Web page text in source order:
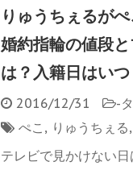
りゅうちぇるが
婚約指輪の値段
は？入籍日はいつ
2016/12/31 -
ぺこ , りゅうちぇる,
テレビで見かけない